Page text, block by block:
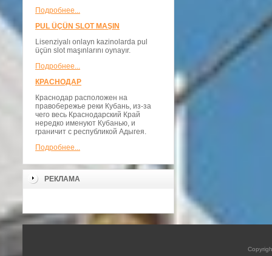
Подробнее...
PUL ÜÇÜN SLOT MAŞIN
Lisenziyalı onlayn kazinolarda pul
üçün slot maşınlarını oynayır.
Подробнее...
КРАСНОДАР
Краснодар расположен на
правобережье реки Кубань, из-за
чего весь Краснодарский Край
нередко именуют Кубанью, и
граничит с республикой Адыгея.
Подробнее...
РЕКЛАМА